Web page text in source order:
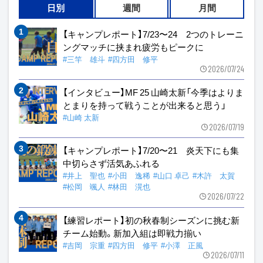
日別 週間 月間
【キャンプレポート】7/23〜24 2つのトレーニ
ングマッチに挟まれ疲労もピークに
#三竿 雄斗 #四方田 修平
2026/07/24
【インタビュー】MF 25 山崎太新「今季はよりま
とまりを持って戦うことが出来ると思う」
#山崎 太新
2026/07/19
【キャンプレポート】7/20〜21 炎天下にも集
中切らさず活気あふれる
#井上 聖也 #小田 逸稀 #山口 卓己 #木許 太賀
#松岡 颯人 #林田 滉也
2026/07/22
【練習レポート】初の秋春制シーズンに挑む新
チーム始動。新加入組は即戦力揃い
#吉岡 宗重 #四方田 修平 #小澤 正風
2026/07/11